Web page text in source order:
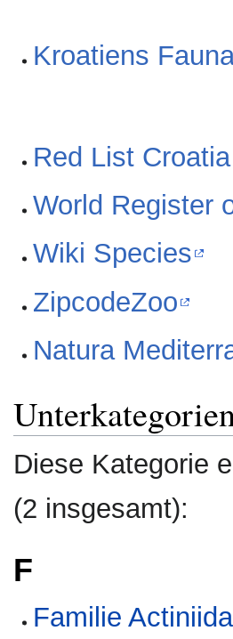
Kroatiens
Red List Croatia
World Register
Wiki Species
ZipcodeZoo
Natura
Diese Kategorie
(2 insgesamt):
F
Familie